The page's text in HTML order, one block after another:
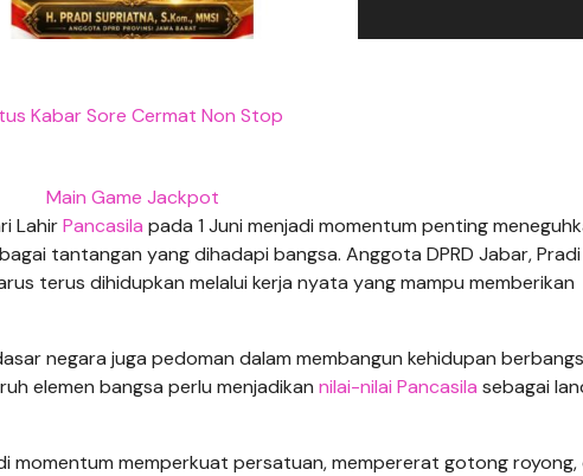
Kabar Sore Cermat Non Stop
Main Game Jackpot
LahirPancasila pada 1 Juni menjadi momentum penting
tantangan yang dihadapi bangsa. Anggota DPRD Jabar, Pradi
terus dihidupkan melalui kerja nyata yang mampu memberikan
negara juga pedoman dalam membangun kehidupan
elemen bangsa perlu menjadikan nilai-nilai Pancasila sebagai
momentum memperkuat persatuan, mempererat gotong royong,